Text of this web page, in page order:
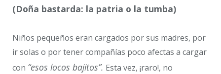
(Doña bastarda: la patria o la tumba)
Niños pequeños eran cargados por sus madres, por
ir solas o por tener compañías poco afectas a cargar
con “esos locos bajitos”. Esta vez, ¡raro!, no